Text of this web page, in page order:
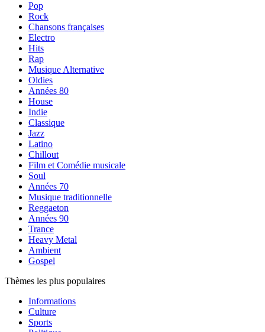
Pop
Rock
Chansons françaises
Electro
Hits
Rap
Musique Alternative
Oldies
Années 80
House
Indie
Classique
Jazz
Latino
Chillout
Film et Comédie musicale
Soul
Années 70
Musique traditionnelle
Reggaeton
Années 90
Trance
Heavy Metal
Ambient
Gospel
Thèmes les plus populaires
Informations
Culture
Sports